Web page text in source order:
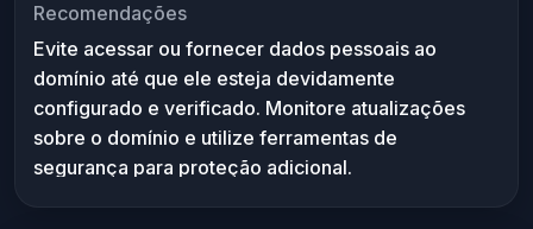
Recomenda-se cautela ao interagir com este
domínio, evitar fornecer informações pessoais e
monitorar sua reputação em listas negras.
Recomendações
Evite acessar ou fornecer dados pessoais ao
domínio até que ele esteja devidamente
configurado e verificado. Monitore atualizações
sobre o domínio e utilize ferramentas de
segurança para proteção adicional.